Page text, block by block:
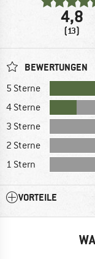
4,8
(13)
BEWERTUNGEN
5 Sterne
4 Sterne
3 Sterne
2 Sterne
1 Stern
VORTEILE